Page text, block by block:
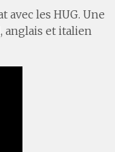
avec les HUG. Une
anglais et italien